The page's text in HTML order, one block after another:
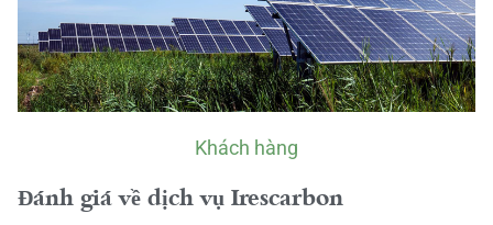
Khách hàng
Đánh giá về dịch vụ Irescarbon